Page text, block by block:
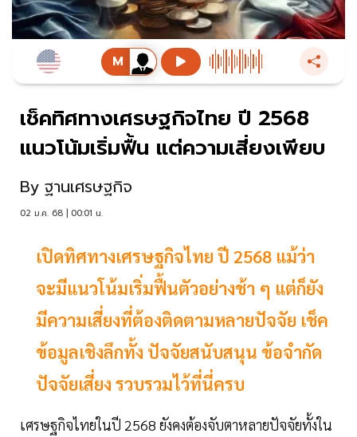
เช็คทิศทางเศรษฐกิจไทย ปี 2568
แนวโน้มเริ่มฟื้น แต่ความเสี่ยงเพียบ
By ฐานเศรษฐกิจ
02 ม.ค. 68 | 00:01 น.
เปิดทิศทางเศรษฐกิจไทย ปี 2568 แม้ว่า
จะมีแนวโน้มเริ่มฟื้นตัวอย่างช้า ๆ แต่ก็ยัง
มีความเสี่ยงที่ต้องติดตามหลายปัจจัย เช็ค
ข้อมูลเชิงลึกทั้ง ปัจจัยสนับสนุน ข้อจำกัด
ปัจจัยเสี่ยง รวบรวมไว้ที่นี่ครบ
เศรษฐกิจไทยในปี 2568 ยังคงต้องจับตาหลายปัจจัยทั้งใน